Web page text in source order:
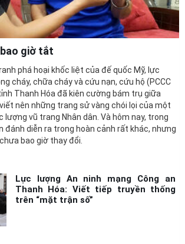
giờ tắt
phá hoại khốc liệt của đế quốc Mỹ, lực
cháy, chữa cháy và cứu nạn, cứu hộ (PCCC
Thanh Hóa đã kiên cường bám trụ giữa
nên những trang sử vàng chói lọi của một
lượng vũ trang Nhân dân. Và hôm nay, trong
đánh diễn ra trong hoàn cảnh rất khác, nhưng
bao giờ thay đổi.
Lực lượng An ninh mạng Công an
Thanh Hóa: Viết tiếp truyền thống
trên “mặt trận số”